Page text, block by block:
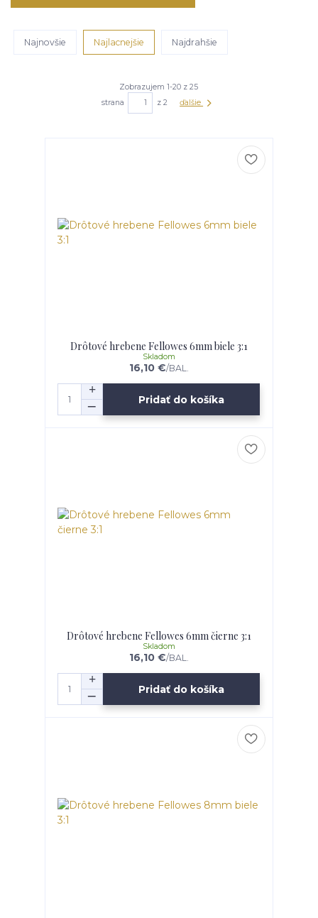
Najnovšie Najlacnejšie Najdrahšie
Zobrazujem 1-20 z 25
strana
z 2 ďalšie
Drôtové hrebene Fellowes 6mm biele 3:1
16,10 €/BAL.
Skladom
Pridať do košíka
Drôtové hrebene Fellowes 6mm čierne 3:1
16,10 €/BAL.
Skladom
Pridať do košíka